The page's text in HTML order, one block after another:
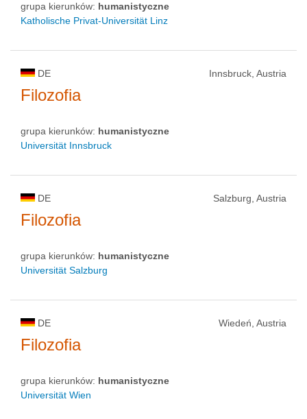
grupa kierunków: humanistyczne
Katholische Privat-Universität Linz
DE Innsbruck, Austria
Filozofia
grupa kierunków: humanistyczne
Universität Innsbruck
DE Salzburg, Austria
Filozofia
grupa kierunków: humanistyczne
Universität Salzburg
DE Wiedeń, Austria
Filozofia
grupa kierunków: humanistyczne
Universität Wien